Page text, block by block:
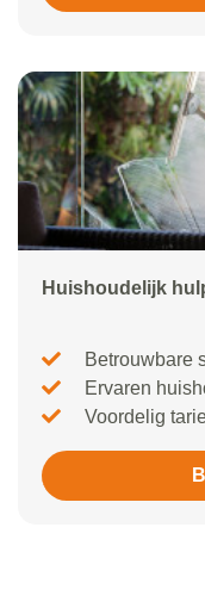
Huishoudelijk
Betrouwbare
Ervaren
Voordelig